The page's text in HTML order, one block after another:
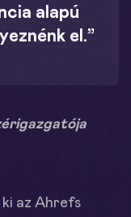
alapú
el.”
az Ahrefs